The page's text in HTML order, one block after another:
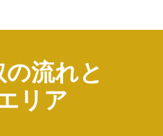
流れと
リア